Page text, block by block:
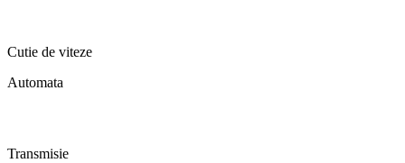
Cutie de viteze
Automata
Transmisie